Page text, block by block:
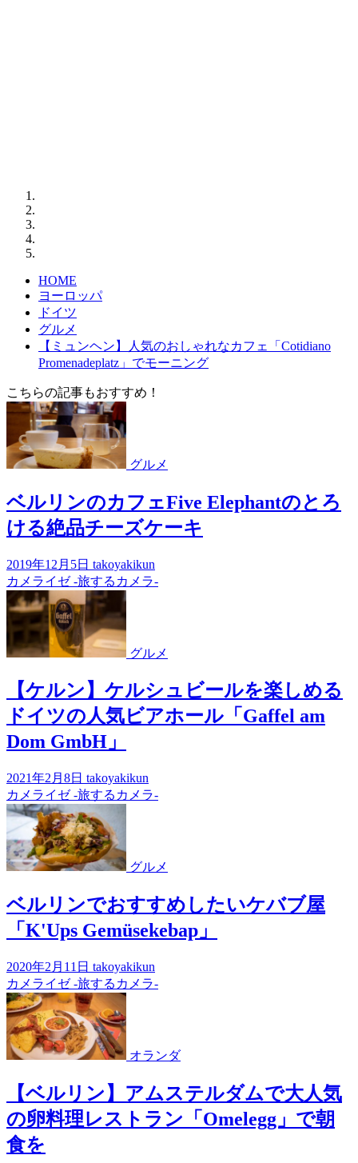
HOME
ヨーロッパ
ドイツ
グルメ
【ミュンヘン】人気のおしゃれなカフェ「Cotidiano
Promenadeplatz」でモーニング
こちらの記事もおすすめ！
グルメ
ベルリンのカフェFive Elephantのとろ
ける絶品チーズケーキ
2019年12月5日 takoyakikun
カメライゼ -旅するカメラ-
グルメ
【ケルン】ケルシュビールを楽しめる
ドイツの人気ビアホール「Gaffel am
Dom GmbH」
2021年2月8日 takoyakikun
カメライゼ -旅するカメラ-
グルメ
ベルリンでおすすめしたいケバブ屋
「K'Ups Gemüsekebap」
2020年2月11日 takoyakikun
カメライゼ -旅するカメラ-
オランダ
【ベルリン】アムステルダムで大人気
の卵料理レストラン「Omelegg」で朝
食を